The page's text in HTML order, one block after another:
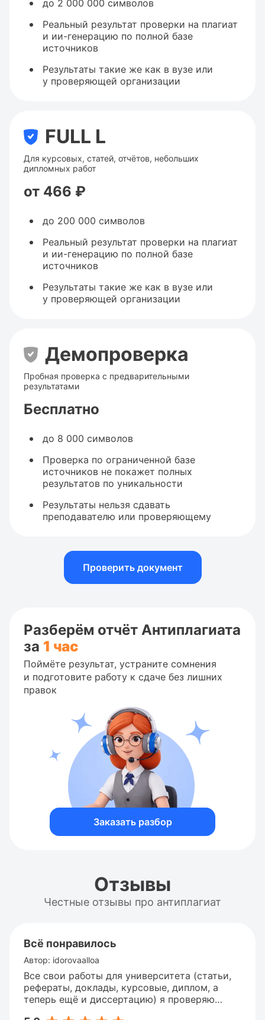
до 2 000 000 символов
Реальный результат проверки на плагиат
и ии-генерацию по полной базе
источников
Результаты такие же как в вузе или
у проверяющей организации
FULL L
Для курсовых, статей, отчётов, небольших
дипломных работ
от 466 ₽
до 200 000 символов
Реальный результат проверки на плагиат
и ии-генерацию по полной базе
источников
Результаты такие же как в вузе или
у проверяющей организации
Демопроверка
Пробная проверка с предварительными
результатами
Бесплатно
до 8 000 символов
Проверка по ограниченной базе
источников не покажет полных
результатов по уникальности
Результаты нельзя сдавать
преподавателю или проверяющему
Проверить документ
Разберём отчёт Антиплагиата
за 1 час
Поймёте результат, устраните сомнения
и подготовите работу к сдаче без лишних
правок
Заказать разбор
Отзывы
Честные отзывы про антиплагиат
Всё понравилось
Автор: idorovaalloa
Все свои работы для университета (статьи,
рефераты, доклады, курсовые, диплом, а
теперь ещё и диссертацию) я проверяю